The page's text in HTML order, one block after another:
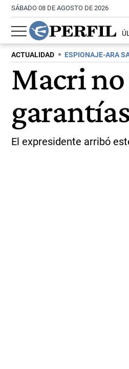
SÁBADO 08 DE AGOSTO DE 2026
ACTUALIDAD ESPIONAJE-ARA
Macri
El expresidente arribó